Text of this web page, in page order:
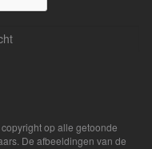
copyright op alle getoonde
De afbeeldingen van de